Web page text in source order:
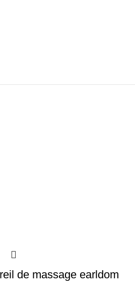
de massage earldom